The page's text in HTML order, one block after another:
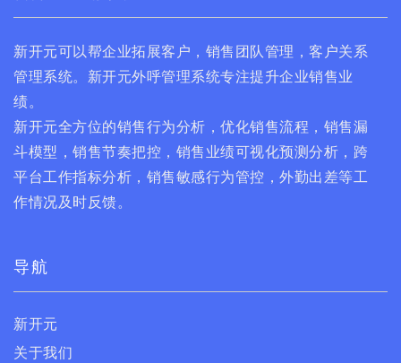
新开元可以帮企业拓展客户，销售团队管理，客户关系
管理系统。新开元外呼管理系统专注提升企业销售业
绩。
新开元全方位的销售行为分析，优化销售流程，销售漏
斗模型，销售节奏把控，销售业绩可视化预测分析，跨
平台工作指标分析，销售敏感行为管控，外勤出差等工
作情况及时反馈。
导航
新开元
关于我们